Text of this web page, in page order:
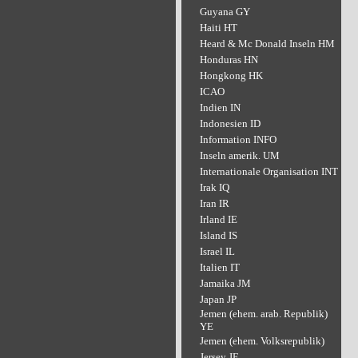
Guyana GY
Haiti HT
Heard & Mc Donald Inseln HM
Honduras HN
Hongkong HK
ICAO
Indien IN
Indonesien ID
Information INFO
Inseln amerik. UM
Internationale Organisation INT
Irak IQ
Iran IR
Irland IE
Island IS
Israel IL
Italien IT
Jamaika JM
Japan JP
Jemen (ehem. arab. Republik)
YE
Jemen (ehem. Volksrepublik)